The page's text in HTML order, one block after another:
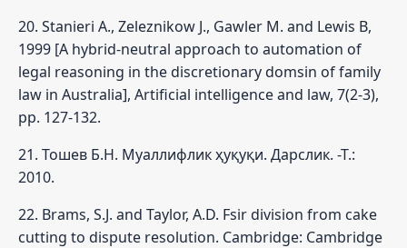
20. Stanieri A., Zeleznikow J., Gawler M. and Lewis B,
1999 [A hybrid-neutral approach to automation of
legal reasoning in the discretionary domsin of family
law in Australia], Artificial intelligence and law, 7(2-3),
pp. 127-132.
21. Тошев Б.Н. Муаллифлик ҳуқуқи. Дарслик. -Т.:
2010.
22. Brams, S.J. and Taylor, A.D. Fsir division from cake
cutting to dispute resolution. Cambridge: Cambridge